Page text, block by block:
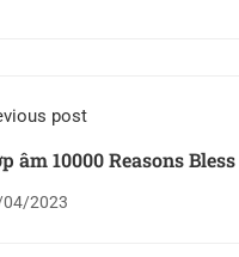
post
âm 10000 Reasons
2023